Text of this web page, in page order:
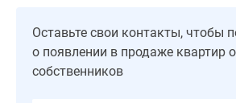
расположен
Оставьте свои контакты, чтобы
о появлении в продаже квартир
собственников